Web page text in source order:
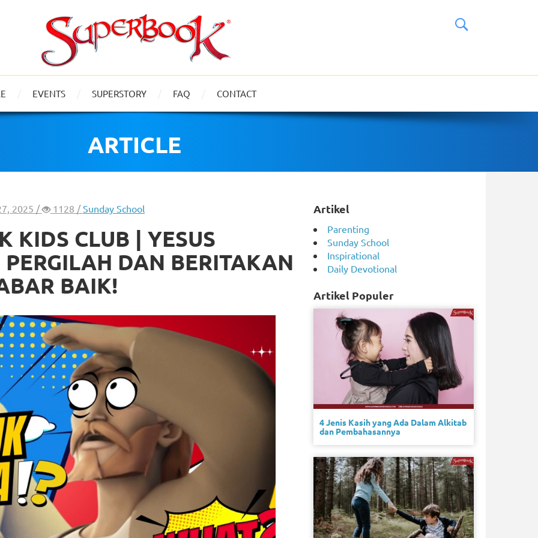
EVENTS SUPERSTORY FAQ CONTACT
ARTICLE
2025 / 1128 /Sunday School
KIDS CLUB | YESUS
DAN BERITAKAN
BAIK!
Artikel
Parenting
Sunday School
Inspirational
Daily Devotional
Artikel Populer
4 Jenis Kasih yang Ada Dalam Alkitab
dan Pembahasannya